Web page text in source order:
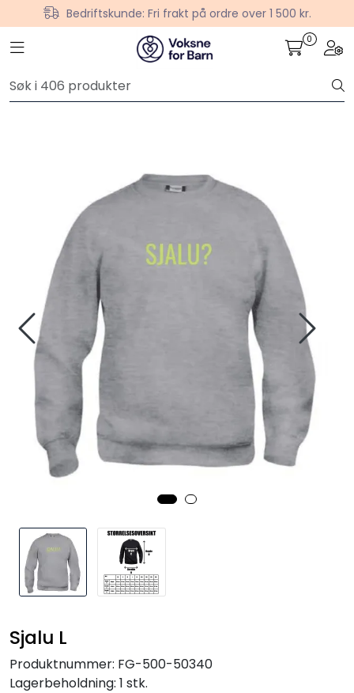
Skip to main contentBedriftskunde: Fri frakt på ordre over 1 500 kr.
Toggle navigation 0
Sjalu L
Produktnummer: FG-500-50340
Lagerbeholdning: 1 stk.
Psykologi for Barn
Barn og unge mener
Gaver
For skoler
Kurs og arrangementer